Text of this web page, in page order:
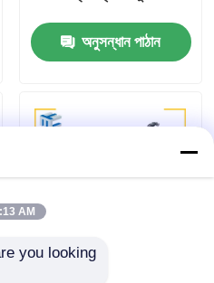
অনুসন্ধান পাঠান
AM
you looking